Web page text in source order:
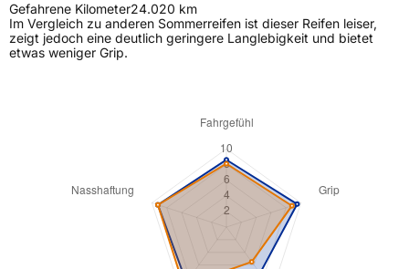
Gefahrene Kilometer24.020 km
Im Vergleich zu anderen Sommerreifen ist dieser Reifen leiser,
zeigt jedoch eine deutlich geringere Langlebigkeit und bietet
etwas weniger Grip.